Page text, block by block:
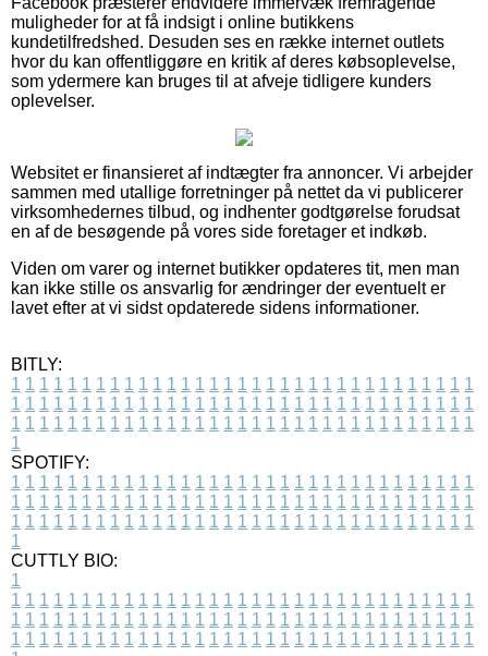
muligheder for at få indsigt i online butikkens
kundetilfredshed. Desuden ses en række internet outlets
hvor du kan offentliggøre en kritik af deres købsoplevelse,
som ydermere kan bruges til at afveje tidligere kunders
oplevelser.
Websitet er finansieret af indtægter fra annoncer. Vi arbejder
sammen med utallige forretninger på nettet da vi publicerer
virksomhedernes tilbud, og indhenter godtgørelse forudsat
en af de besøgende på vores side foretager et indkøb.
Viden om varer og internet butikker opdateres tit, men man
kan ikke stille os ansvarlig for ændringer der eventuelt er
lavet efter at vi sidst opdaterede sidens informationer.
BITLY:
1 1 1 1 1 1 1 1 1 1 1 1 1 1 1 1 1 1 1 1 1 1 1 1 1 1 1 1 1 1 1 1 1
1 1 1 1 1 1 1 1 1 1 1 1 1 1 1 1 1 1 1 1 1 1 1 1 1 1 1 1 1 1 1 1 1
1 1 1 1 1 1 1 1 1 1 1 1 1 1 1 1 1 1 1 1 1 1 1 1 1 1 1 1 1 1 1 1 1
1
SPOTIFY:
1 1 1 1 1 1 1 1 1 1 1 1 1 1 1 1 1 1 1 1 1 1 1 1 1 1 1 1 1 1 1 1 1
1 1 1 1 1 1 1 1 1 1 1 1 1 1 1 1 1 1 1 1 1 1 1 1 1 1 1 1 1 1 1 1 1
1 1 1 1 1 1 1 1 1 1 1 1 1 1 1 1 1 1 1 1 1 1 1 1 1 1 1 1 1 1 1 1 1
1
CUTTLY BIO:
1
1 1 1 1 1 1 1 1 1 1 1 1 1 1 1 1 1 1 1 1 1 1 1 1 1 1 1 1 1 1 1 1 1
1 1 1 1 1 1 1 1 1 1 1 1 1 1 1 1 1 1 1 1 1 1 1 1 1 1 1 1 1 1 1 1 1
1 1 1 1 1 1 1 1 1 1 1 1 1 1 1 1 1 1 1 1 1 1 1 1 1 1 1 1 1 1 1 1 1